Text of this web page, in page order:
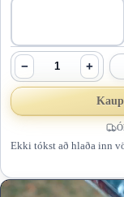
− +
Ekki tókst að hlaða inn